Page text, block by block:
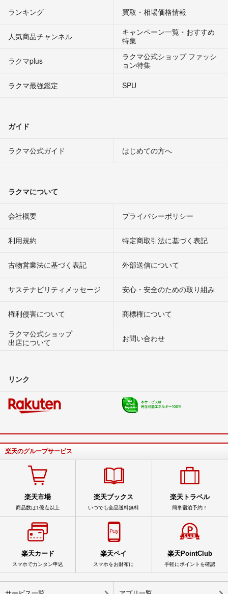
ランキング 買取・相場価格情報
人気商品チャンネル
キャンペーン一覧・おすすめ
特集
ラクマplus
ラクマ公式ショップ ファッシ
ョン特集
ラクマ最強鑑定
SPU
ガイド
ラクマ公式ガイド はじめての方へ
ラクマについて
会社概要 プライバシーポリシー
利用規約 特定商取引法に基づく表記
古物営業法に基づく表記 外部送信について
サステナビリティメッセージ 安心・安全のための取り組み
権利侵害について
商標権について
ラクマ公式ショップ
出店について
お問い合わせ
リンク
楽天のグループサービス
楽天市場
商品数は1億点以上
楽天ブックス
いつでも全品送料無料
楽天トラベル
簡単宿泊予約！
楽天カード
スマホでカンタン申込
楽天ペイ
スマホをお財布に
楽天PointClub
手軽にポイントを確認